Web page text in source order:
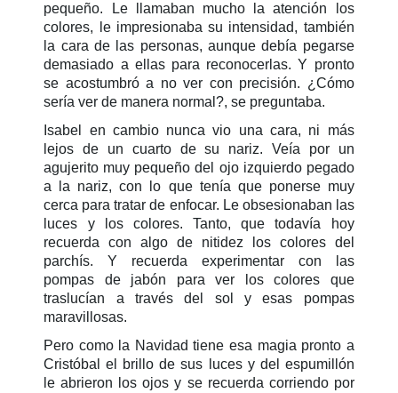
pequeño. Le llamaban mucho la atención los
colores, le impresionaba su intensidad, también
la cara de las personas, aunque debía pegarse
demasiado a ellas para reconocerlas. Y pronto
se acostumbró a no ver con precisión. ¿Cómo
sería ver de manera normal?, se preguntaba.
Isabel en cambio nunca vio una cara, ni más
lejos de un cuarto de su nariz. Veía por un
agujerito muy pequeño del ojo izquierdo pegado
a la nariz, con lo que tenía que ponerse muy
cerca para tratar de enfocar. Le obsesionaban las
luces y los colores. Tanto, que todavía hoy
recuerda con algo de nitidez los colores del
parchís. Y recuerda experimentar con las
pompas de jabón para ver los colores que
traslucían a través del sol y esas pompas
maravillosas.
Pero como la Navidad tiene esa magia pronto a
Cristóbal el brillo de sus luces y del espumillón
le abrieron los ojos y se recuerda corriendo por